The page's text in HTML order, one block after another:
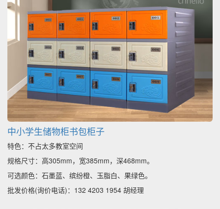
中小学生储物柜书包柜子
特色：不占太多教室空间
规格尺寸：高305mm，宽385mm，深468mm。
可选颜色：石墨蓝、缤纷橙、玉脂白、果绿色。
批发价格(询价电话)：132 4203 1954 胡经理